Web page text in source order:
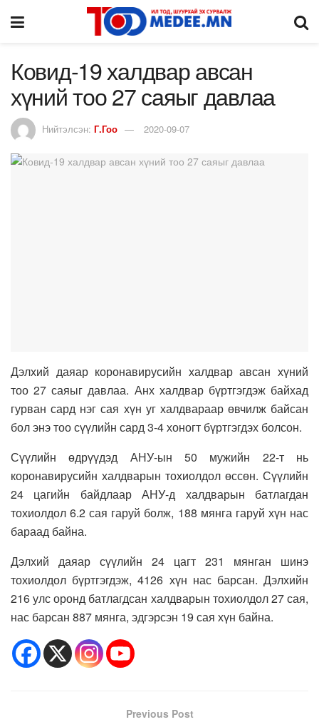
Ковид-19 халдвар авсан
хүний тоо 27 саяыг давлаа
Нийтэлсэн: Г.Гоо 2020-09-07
Дэлхий даяар коронавирусийн халдвар авсан хүний
тоо 27 саяыг давлаа. Анх халдвар бүртгэгдэж байхад
гурван сард нэг сая хүн уг халдвараар өвчилж байсан
бол энэ тоо сүүлийн сард 3-4 хоногт бүртгэгдэх болсон.
Сүүлийн өдрүүдэд АНУ-ын 50 мужийн 22-т нь
коронавирусийн халдварын тохиолдол өссөн. Сүүлийн
24 цагийн байдлаар АНУ-д халдварын батлагдан
тохиолдол 6.2 сая гаруй болж, 188 мянга гаруй хүн нас
бараад байна.
Дэлхий даяар сүүлийн 24 цагт 231 мянган шинэ
тохиолдол бүртгэгдэж, 4126 хүн нас барсан. Дэлхийн
216 улс оронд батлагдсан халдварын тохиолдол 27 сая,
нас барсан 887 мянга, эдгэрсэн 19 сая хүн байна.
Previous Post